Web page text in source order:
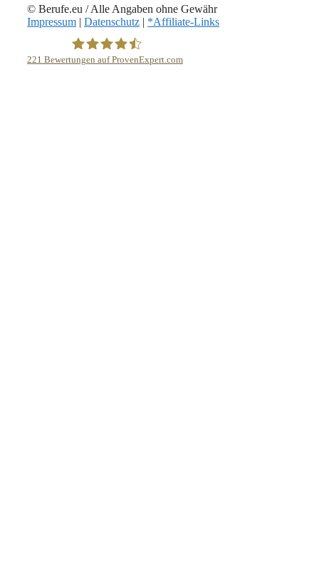
© Berufe.eu / Alle Angaben ohne Gewähr
Impressum | Datenschutz | *Affiliate-Links
221 Bewertungen auf ProvenExpert.com